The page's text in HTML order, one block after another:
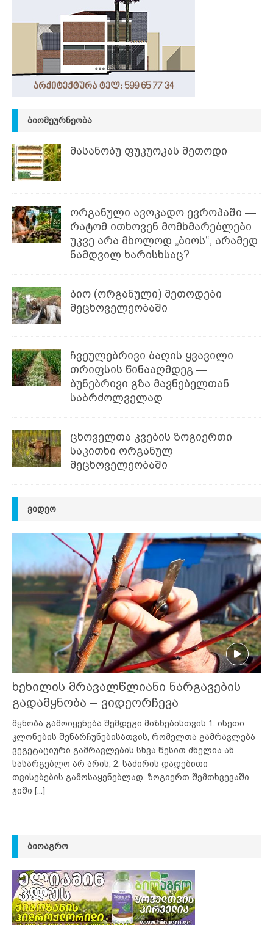
ᲑᲘᲝᲛᲔᲣᲠᲜᲔᲝᲑᲐ
მასანობუ ფუკუოკას მეთოდი
ორგანული ავოკადო ევროპაში —
რატომ ითხოვენ მომხმარებლები
უკვე არა მხოლოდ „ბიოს“, არამედ
ნამდვილ ხარისხსაც?
ბიო (ორგანული) მეთოდები
მეცხოველეობაში
ჩვეულებრივი ბაღის ყვავილი
თრიფსის წინააღმდეგ —
ბუნებრივი გზა მავნებელთან
საბრძოლველად
ცხოველთა კვების ზოგიერთი
საკითხი ორგანულ
მეცხოველეობაში
ᲕᲘᲓᲔᲝ
ხეხილის მრავალწლიანი ნარგავების
გადამყნობა – ვიდეორჩევა
მყნობა გამოიყენება შემდეგი მიზნებისთვის 1. ისეთი
კლონების შენარჩუნებისათვის, რომელთა გამრავლება
ვეგეტაციური გამრავლების სხვა წესით ძნელია ან
სასარგებლო არ არის; 2. საძირის დადებითი
თვისებების გამოსაყენებლად. ზოგიერთ შემთხვევაში
ჯიში [...]
ᲑᲘᲝᲐᲒᲠᲝ